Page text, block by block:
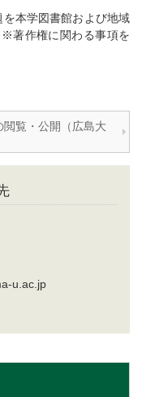
を本学図書館および地域
著作権に関わる事項を
覧・公開（広島大
u.ac.jp